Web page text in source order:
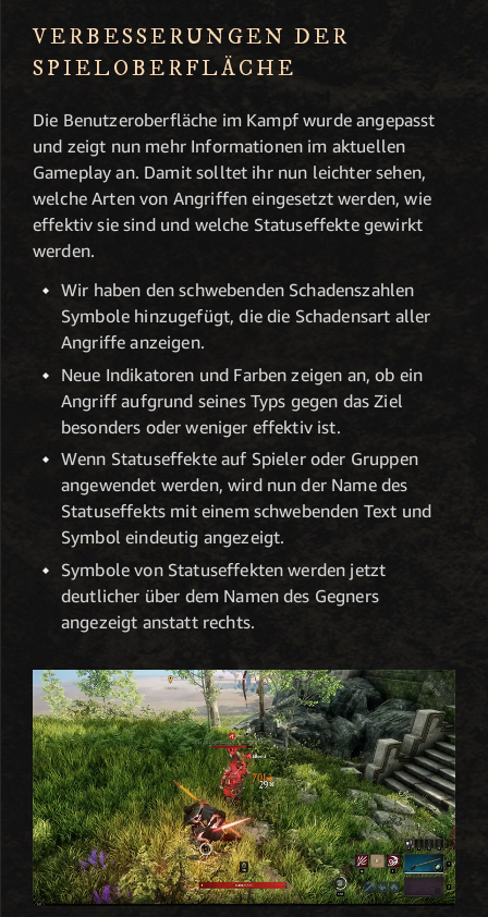
VERBESSERUNGEN DER
SPIELOBERFLÄCHE
Die Benutzeroberfläche im Kampf wurde angepasst
und zeigt nun mehr Informationen im aktuellen
Gameplay an. Damit solltet ihr nun leichter sehen,
welche Arten von Angriffen eingesetzt werden, wie
effektiv sie sind und welche Statuseffekte gewirkt
werden.
Wir haben den schwebenden Schadenszahlen
Symbole hinzugefügt, die die Schadensart aller
Angriffe anzeigen.
Neue Indikatoren und Farben zeigen an, ob ein
Angriff aufgrund seines Typs gegen das Ziel
besonders oder weniger effektiv ist.
Wenn Statuseffekte auf Spieler oder Gruppen
angewendet werden, wird nun der Name des
Statuseffekts mit einem schwebenden Text und
Symbol eindeutig angezeigt.
Symbole von Statuseffekten werden jetzt
deutlicher über dem Namen des Gegners
angezeigt anstatt rechts.